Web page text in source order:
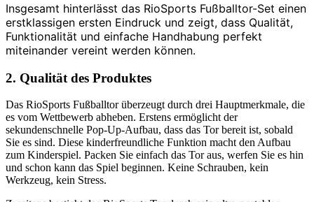
Insgesamt hinterlässt das RioSports Fußballtor-Set einen
erstklassigen ersten Eindruck und zeigt, dass Qualität,
Funktionalität und einfache Handhabung perfekt
miteinander vereint werden können.
2. Qualität des Produktes
Das RioSports Fußballtor überzeugt durch drei Hauptmerkmale, die
es vom Wettbewerb abheben. Erstens ermöglicht der
sekundenschnelle Pop-Up-Aufbau, dass das Tor bereit ist, sobald
Sie es sind. Diese kinderfreundliche Funktion macht den Aufbau
zum Kinderspiel. Packen Sie einfach das Tor aus, werfen Sie es hin
und schon kann das Spiel beginnen. Keine Schrauben, kein
Werkzeug, kein Stress.